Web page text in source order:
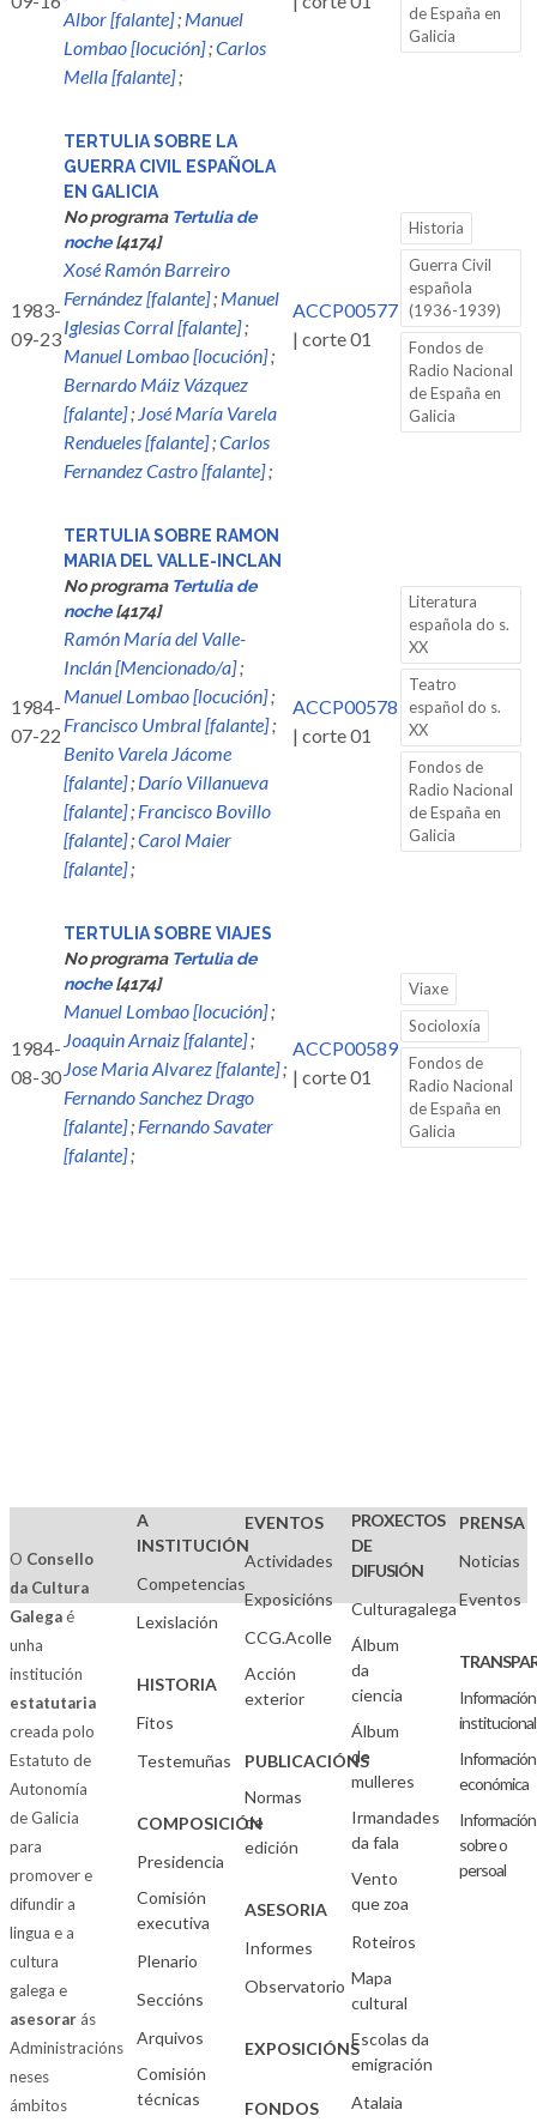
Albor [falante]; Manuel
Lombao [locución];Carlos
Mella [falante];
de España en
Galicia
1983-
09-23
TERTULIA SOBRE LA
GUERRA CIVIL ESPAÑOLA
EN GALICIA
No programa Tertulia de
noche[4174]
Xosé Ramón Barreiro
Fernández [falante]; Manuel
Iglesias Corral [falante];
Manuel Lombao [locución];
Bernardo Máiz Vázquez
[falante]; José María Varela
Rendueles [falante];Carlos
Fernandez Castro [falante];
ACCP00577
| corte 01
Historia
Guerra Civil
española
(1936-1939)
Fondos de
Radio Nacional
de España en
Galicia
1984-
07-22
TERTULIA SOBRE RAMON
MARIA DEL VALLE-INCLAN
No programa Tertulia de
noche[4174]
Ramón María del Valle-
Inclán [Mencionado/a];
Manuel Lombao [locución];
Francisco Umbral [falante];
Benito Varela Jácome
[falante]; Darío Villanueva
[falante]; Francisco Bovillo
[falante];Carol Maier
[falante];
ACCP00578
| corte 01
Literatura
española do s.
XX
Teatro
español do s.
XX
Fondos de
Radio Nacional
de España en
Galicia
1984-
08-30
TERTULIA SOBRE VIAJES
No programa Tertulia de
noche[4174]
Manuel Lombao [locución];
Joaquin Arnaiz [falante];
Jose Maria Alvarez [falante];
Fernando Sanchez Drago
[falante]; Fernando Savater
[falante];
ACCP00589
| corte 01
Viaxe
Socioloxía
Fondos de
Radio Nacional
de España en
Galicia
O Consello
da Cultura
Galegaé
unha
institución
estatutaria
creada polo
Estatuto de
Autonomía
de Galicia
para
promover e
difundir a
lingua e a
cultura
galega e
asesorarás
Administracións
neses
ámbitos
A
INSTITUCIÓN
Competencias
Lexislación
HISTORIA
Fitos
Testemuñas
COMPOSICIÓN
Presidencia
Comisión
executiva
Plenario
Seccións
Arquivos
Comisión
técnicas
EVENTOS
Actividades
Exposicións
CCG.Acolle
Acción
exterior
PUBLICACIÓNS
Normas
de
edición
ASESORIA
Informes
Observatorio
EXPOSICIÓNS
FONDOS
PROXECTOS
DE
DIFUSIÓN
Culturagalega
Álbum
da
ciencia
Álbum
de
mulleres
Irmandades
da fala
Vento
que zoa
Roteiros
Mapa
cultural
Escolas da
emigración
Atalaia
PRENSA
Noticias
Eventos
Información
institucional
Información
económica
Información
sobre o
persoal